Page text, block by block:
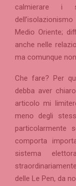
calmierare i
Medio Oriente;
anche nelle
ma comunque
Che fare? Per
debba aver
articolo mi
meno degli
particolarmente
comporta
sistema
delle Le Pen, da